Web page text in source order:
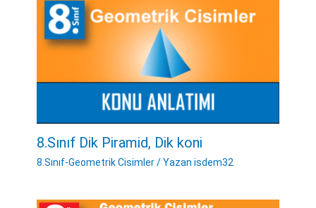
8.Sınıf Dik Piramid, Dik koni
8.Sınıf-Geometrik Cisimler/ Yazan isdem32